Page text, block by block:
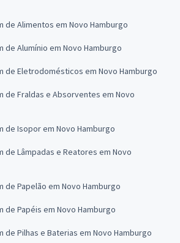
de Alimentos em Novo Hamburgo
de Alumínio em Novo Hamburgo
de Eletrodomésticos em Novo Hamburgo
de Fraldas e Absorventes em Novo
de Isopor em Novo Hamburgo
de Lâmpadas e Reatores em Novo
de Papelão em Novo Hamburgo
de Papéis em Novo Hamburgo
de Pilhas e Baterias em Novo Hamburgo